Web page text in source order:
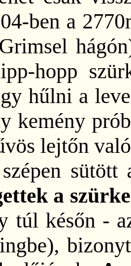
ben a
hopp
hűlni a
kemény
lejtőn
a
túl későn -